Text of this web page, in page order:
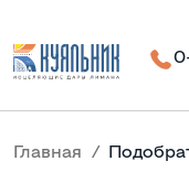
Главная